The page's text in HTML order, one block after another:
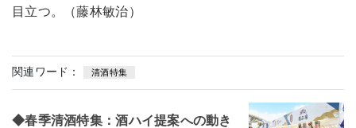
目立つ。（藤林敏治）
関連ワード： 清酒特集
◆春季清酒特集：酒ハイ提案への動き